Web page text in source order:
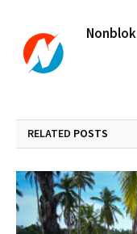
Nonblok
RELATED POSTS